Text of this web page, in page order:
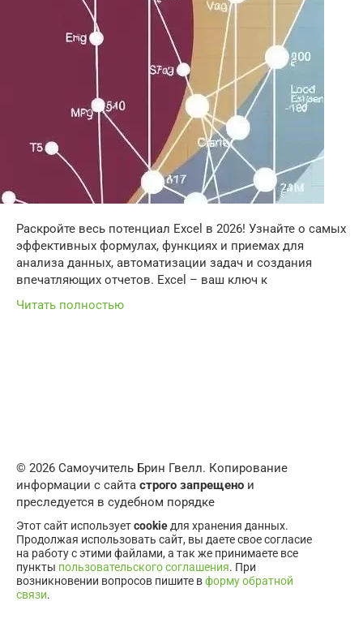
Раскройте весь потенциал Excel в 2026! Узнайте о самых
эффективных формулах, функциях и приемах для
анализа данных, автоматизации задач и создания
впечатляющих отчетов. Excel – ваш ключ к
Читать полностью
© 2026 Самоучитель Брин Гвелл. Копирование
информации с сайта строго запрещено и
преследуется в судебном порядке
Этот сайт используетcookie для хранения данных.
Продолжая использовать сайт, вы даете свое согласие
на работу с этими файлами, а так же принимаете все
пункты пользовательского соглашения. При
возникновении вопросов пишите вформу обратной
связи.